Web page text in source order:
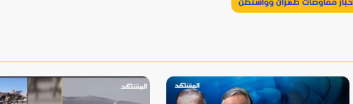
أخبار مفاوضات طهران وواشنطن